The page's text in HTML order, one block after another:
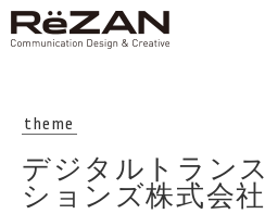
theme
デジタルトラン
ションズ株式会